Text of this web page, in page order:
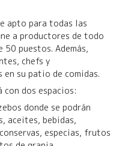
apto para todas las
a productores de todo
50 puestos. Además,
chefs y
su patio de comidas.
dos espacios:
donde se podrán
aceites, bebidas,
especias, frutos